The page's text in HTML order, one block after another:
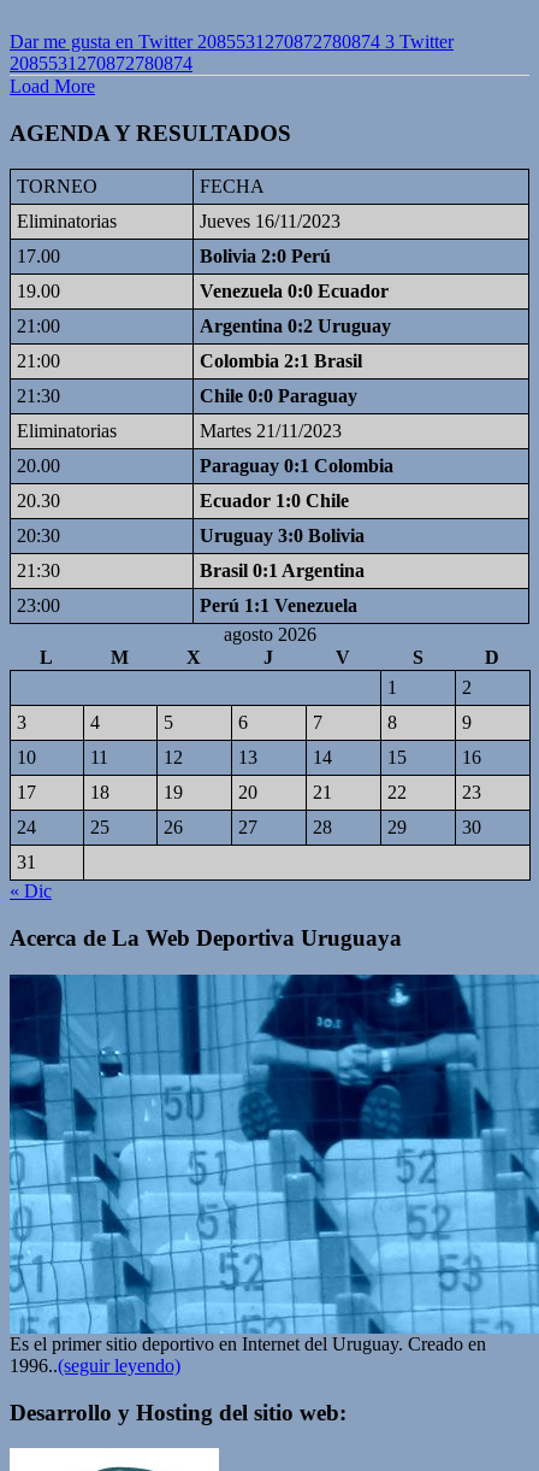
Dar me gusta en Twitter 2085531270872780874 3 Twitter
2085531270872780874
Load More
AGENDA Y RESULTADOS
TORNEO
FECHA
Eliminatorias
Jueves 16/11/2023
17.00
Bolivia 2:0 Perú
19.00
Venezuela 0:0 Ecuador
21:00
Argentina 0:2 Uruguay
21:00
Colombia 2:1 Brasil
21:30
Chile 0:0 Paraguay
Eliminatorias
Martes 21/11/2023
20.00
Paraguay 0:1 Colombia
20.30
Ecuador 1:0 Chile
20:30
Uruguay 3:0 Bolivia
21:30
Brasil 0:1 Argentina
23:00
Perú 1:1 Venezuela
agosto 2026
L
M X J V S
D
1
2
3
4 5 6 7 8
9
10
11 12 13 14 15
16
17
18 19 20 21 22
23
24
25 26 27 28 29
30
31
« Dic
Acerca de La Web Deportiva Uruguaya
Es el primer sitio deportivo en Internet del Uruguay. Creado en
1996..(seguir leyendo)
Desarrollo y Hosting del sitio web: